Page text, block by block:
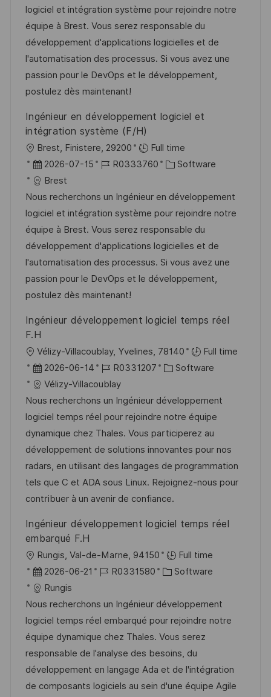
g
u
m
d
e
r
V
r
f
e
t
n
g
-
I
D
e
g
o
r
i
logiciel et intégration système pour rejoindre notre
équipe à Brest. Vous serez responsable du
développement d'applications logicielles et de
l'automatisation des processus. Si vous avez une
passion pour le DevOps et le développement,
postulez dès maintenant!
Ingénieur en développement logiciel et
intégration système (F/H)
O
r
t
Brest, Finistere, 29200
Full time
D
a
t
u
m
d
e
r
V
r
f
e
t
l
n
g
2026-07-15
J
b
-
I
D
R0333760
K
t
e
g
o
r
i
Software
Brest
Nous recherchons un Ingénieur en développement
logiciel et intégration système pour rejoindre notre
équipe à Brest. Vous serez responsable du
développement d'applications logicielles et de
l'automatisation des processus. Si vous avez une
passion pour le DevOps et le développement,
postulez dès maintenant!
Ingénieur développement logiciel temps réel
F.H
O
r
t
Vélizy-Villacoublay, Yvelines, 78140
Full time
D
a
t
u
m
d
e
r
V
r
f
e
t
2026-06-14
J
o
b
-
I
D
R0331207
K
t
e
g
o
r
i
e
Software
Vélizy-Villacoublay
Nous recherchons un Ingénieur développement
logiciel temps réel pour rejoindre notre équipe
dynamique chez Thales. Vous participerez au
développement de solutions innovantes pour nos
radars, en utilisant des langages de programmation
tels que C et ADA sous Linux. Rejoignez-nous pour
contribuer à un avenir de confiance.
Ingénieur développement logiciel temps réel
embarqué F.H
O
r
t
Rungis, Val-de-Marne, 94150
Full time
D
a
t
u
m
d
e
r
2026-06-21
J
b
-
I
D
R0331580
K
t
e
g
o
r
i
Software
Rungis
Nous recherchons un Ingénieur développement
logiciel temps réel embarqué pour rejoindre notre
équipe dynamique chez Thales. Vous serez
responsable de l'analyse des besoins, du
développement en langage Ada et de l'intégration
de composants logiciels au sein d'une équipe Agile